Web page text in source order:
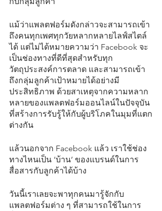
แม้ว่าแพลตฟอร์มดังกล่าวจะสามารถเข้า
ถึงคนทุกเพศทุกวัยหลากหลายไลฟ์สไตล์
ได้ แต่ไม่ได้หมายความว่า Facebook จะ
เป็นช่องทางที่ดีที่สุดสำหรับทุก
วัตถุประสงค์การตลาด และสามารถเข้า
ถึงกลุ่มลูกค้าเป้าหมายได้อย่างมี
ประสิทธิภาพ ด้วยสาเหตุจากความหลาก
หลายของแพลตฟอร์มออนไลน์ในปัจจุบัน
ที่สร้างการรับรู้ให้กับผู้บริโภคในมุมที่แตก
ต่างกัน
แล้วนอกจาก Facebook แล้ว เราใช้ช่อง
ทางไหนเป็น ‘บ้าน’ ของแบรนด์ในการ
สื่อสารกับลูกค้าได้บ้าง
วันนี้เราเลยจะพาทุกคนมารู้จักกับ
แพลตฟอร์มต่าง ๆ ที่สามารถใช้ในการ